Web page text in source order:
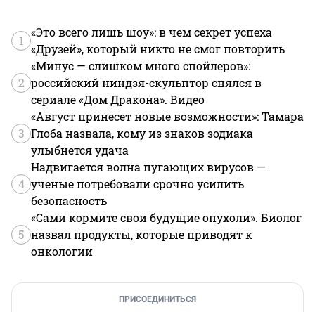
1
«Это всего лишь шоу»: в чем секрет успеха
«Друзей», который никто не смог повторить
2
«Минус — слишком много спойлеров»:
российский ниндзя-скульптор снялся в
сериале «Дом Дракона». Видео
3
«Август принесет новые возможности»: Тамара
Глоба назвала, кому из знаков зодиака
улыбнется удача
4
Надвигается волна пугающих вирусов —
ученые потребовали срочно усилить
безопасность
5
«Сами кормите свои будущие опухоли». Биолог
назвал продукты, которые приводят к
онкологии
ПРИСОЕДИНИТЬСЯ